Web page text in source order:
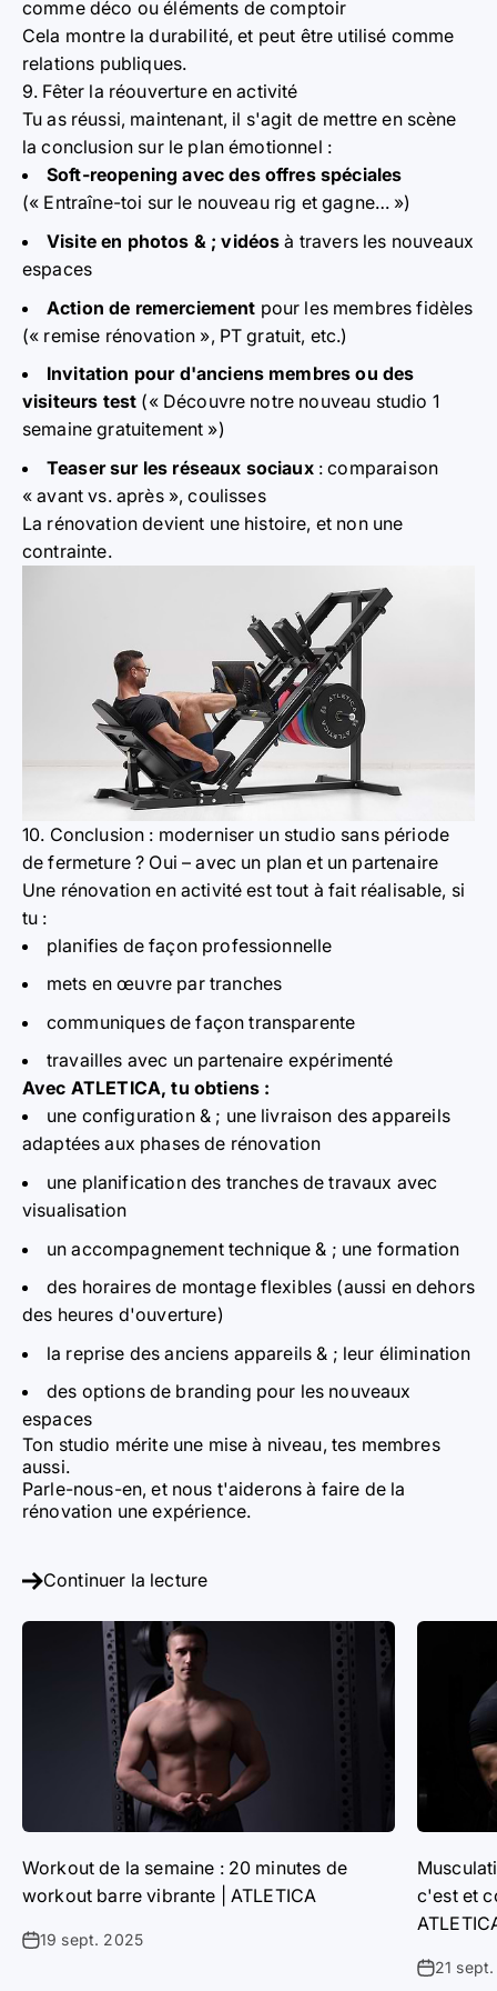
comme déco ou éléments de comptoir
Cela montre la durabilité, et peut être utilisé comme
relations publiques.
9. Fêter la réouverture en activité
Tu as réussi, maintenant, il s'agit de mettre en scène
la conclusion sur le plan émotionnel :
Soft-reopening avec des offres spéciales
(« Entraîne-toi sur le nouveau rig et gagne… »)
Visite en photos & ; vidéos à travers les nouveaux
espaces
Action de remerciement pour les membres fidèles
(« remise rénovation », PT gratuit, etc.)
Invitation pour d'anciens membres ou des
visiteurs test (« Découvre notre nouveau studio 1
semaine gratuitement »)
Teaser sur les réseaux sociaux: comparaison
« avant vs. après », coulisses
La rénovation devient une histoire, et non une
contrainte.
10. Conclusion : moderniser un studio sans période
de fermeture ? Oui – avec un plan et un partenaire
Une rénovation en activité est tout à fait réalisable, si
tu :
planifies de façon professionnelle
mets en œuvre par tranches
communiques de façon transparente
travailles avec un partenaire expérimenté
Avec ATLETICA, tu obtiens :
une configuration & ; une livraison des appareils
adaptées aux phases de rénovation
une planification des tranches de travaux avec
visualisation
un accompagnement technique & ; une formation
des horaires de montage flexibles (aussi en dehors
des heures d'ouverture)
la reprise des anciens appareils & ; leur élimination
des options de branding pour les nouveaux
espaces
Ton studio mérite une mise à niveau, tes membres
aussi.
Parle-nous-en, et nous t'aiderons à faire de la
rénovation une expérience.
Continuer la lecture
Workout de la semaine : 20 minutes de
workout barre vibrante | ATLETICA
19 sept. 2025
c'est et
21